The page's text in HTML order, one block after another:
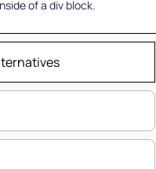
of a div block.